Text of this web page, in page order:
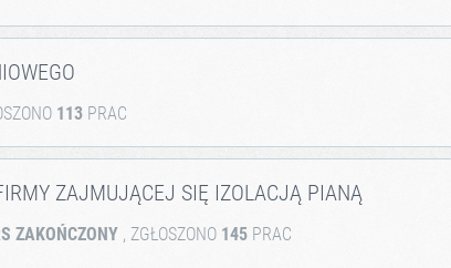
113 PRAC
ZAJMUJĄCEJ SIĘ IZOLACJĄ PIANĄ
ZAKOŃCZONY , ZGŁOSZONO 145 PRAC